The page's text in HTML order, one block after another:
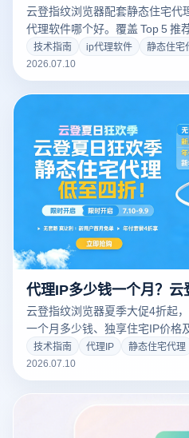
云登指纹浏览器配套静态住宅代
代理软件哪个好。覆盖 Top 5 推
选型建议。
技术指南 ip代理软件
静态住宅
2026.07.10
云登指纹浏览器夏季大促4折起
一个月多少钱、独享住宅IP价格
径。
技术指南 代理IP
静态住宅代理
2026.07.10